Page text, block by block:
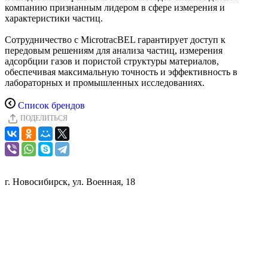
компанию признанным лидером в сфере измерения и
характеристики частиц.
Сотрудничество с MicrotracBEL гарантирует доступ к
передовым решениям для анализа частиц, измерения
адсорбции газов и пористой структуры материалов,
обеспечивая максимальную точность и эффективность в
лабораторных и промышленных исследованиях.
Список брендов
ПОДЕЛИТЬСЯ
г. Новосибирск, ул. Военная, 18